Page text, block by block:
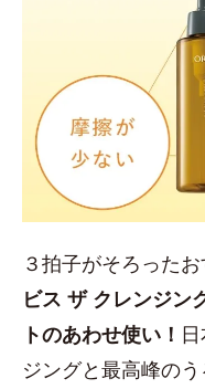
３拍子がそろった
ビス ザ クレンジン
トのあわせ使い！
ジングと最高峰の